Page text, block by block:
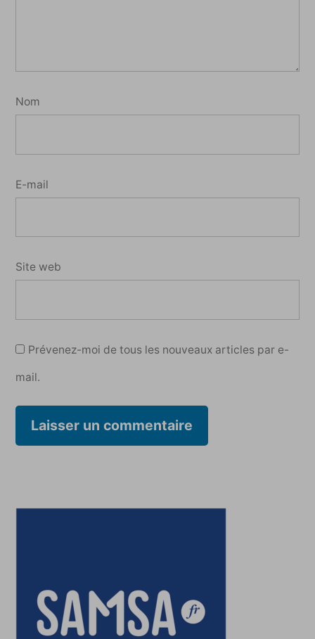
Nom
E-mail
Site web
Prévenez-moi de tous les nouveaux articles par e-
mail.